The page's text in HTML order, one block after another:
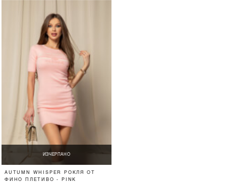
ИЗЧЕРПАНО
AUTUMN WHISPER РОКЛЯ ОТ
ФИНО ПЛЕТИВО - PINK